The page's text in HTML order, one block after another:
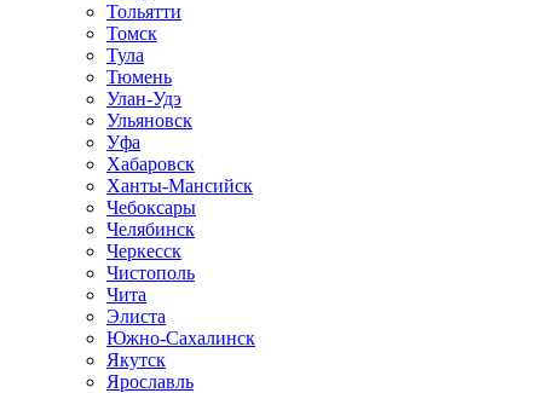
Тольятти
Томск
Тула
Тюмень
Улан-Удэ
Ульяновск
Уфа
Хабаровск
Ханты-Мансийск
Чебоксары
Челябинск
Черкесск
Чистополь
Чита
Элиста
Южно-Сахалинск
Якутск
Ярославль